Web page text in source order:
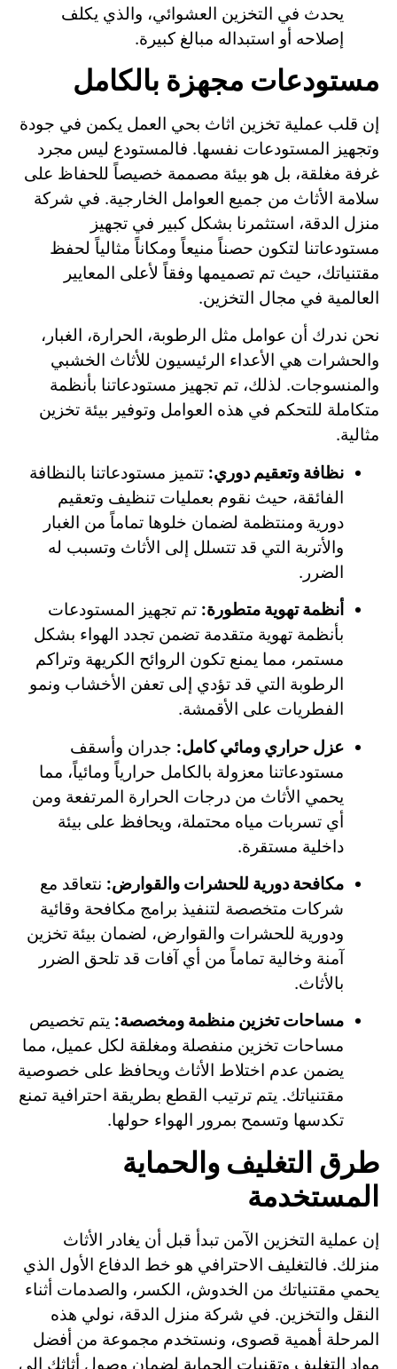
يحدث في التخزين العشوائي، والذي يكلف
إصلاحه أو استبداله مبالغ كبيرة.
مستودعات مجهزة بالكامل
إن قلب عملية تخزين اثاث بحي العمل يكمن في جودة
وتجهيز المستودعات نفسها. فالمستودع ليس مجرد
غرفة مغلقة، بل هو بيئة مصممة خصيصاً للحفاظ على
سلامة الأثاث من جميع العوامل الخارجية. في شركة
منزل الدقة، استثمرنا بشكل كبير في تجهيز
مستودعاتنا لتكون حصناً منيعاً ومكاناً مثالياً لحفظ
مقتنياتك، حيث تم تصميمها وفقاً لأعلى المعايير
العالمية في مجال التخزين.
نحن ندرك أن عوامل مثل الرطوبة، الحرارة، الغبار،
والحشرات هي الأعداء الرئيسيون للأثاث الخشبي
والمنسوجات. لذلك، تم تجهيز مستودعاتنا بأنظمة
متكاملة للتحكم في هذه العوامل وتوفير بيئة تخزين
مثالية.
نظافة وتعقيم دوري: تتميز مستودعاتنا بالنظافة
الفائقة، حيث نقوم بعمليات تنظيف وتعقيم
دورية ومنتظمة لضمان خلوها تماماً من الغبار
والأتربة التي قد تتسلل إلى الأثاث وتسبب له
الضرر.
أنظمة تهوية متطورة: تم تجهيز المستودعات
بأنظمة تهوية متقدمة تضمن تجدد الهواء بشكل
مستمر، مما يمنع تكون الروائح الكريهة وتراكم
الرطوبة التي قد تؤدي إلى تعفن الأخشاب ونمو
الفطريات على الأقمشة.
عزل حراري ومائي كامل: جدران وأسقف
مستودعاتنا معزولة بالكامل حرارياً ومائياً، مما
يحمي الأثاث من درجات الحرارة المرتفعة ومن
أي تسربات مياه محتملة، ويحافظ على بيئة
داخلية مستقرة.
مكافحة دورية للحشرات والقوارض: نتعاقد مع
شركات متخصصة لتنفيذ برامج مكافحة وقائية
ودورية للحشرات والقوارض، لضمان بيئة تخزين
آمنة وخالية تماماً من أي آفات قد تلحق الضرر
بالأثاث.
مساحات تخزين منظمة ومخصصة: يتم تخصيص
مساحات تخزين منفصلة ومغلقة لكل عميل، مما
يضمن عدم اختلاط الأثاث ويحافظ على خصوصية
مقتنياتك. يتم ترتيب القطع بطريقة احترافية تمنع
تكدسها وتسمح بمرور الهواء حولها.
طرق التغليف والحماية
المستخدمة
إن عملية التخزين الآمن تبدأ قبل أن يغادر الأثاث
منزلك. فالتغليف الاحترافي هو خط الدفاع الأول الذي
يحمي مقتنياتك من الخدوش، الكسر، والصدمات أثناء
النقل والتخزين. في شركة منزل الدقة، نولي هذه
المرحلة أهمية قصوى، ونستخدم مجموعة من أفضل
مواد التغليف وتقنيات الحماية لضمان وصول أثاثك إلى